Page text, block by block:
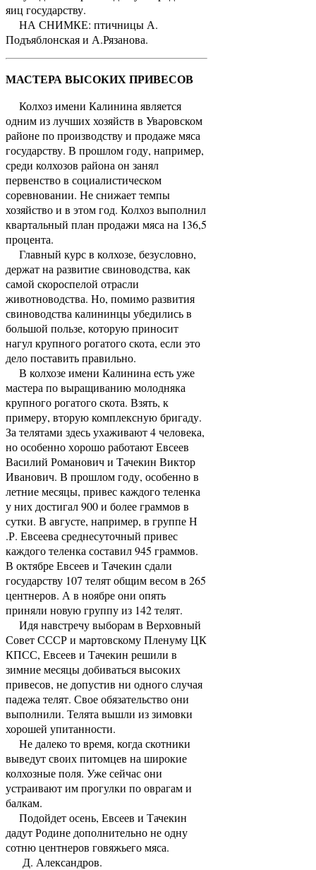
яиц государству.
НА СНИМКЕ: птичницы А.
Подъяблонская и А.Рязанова.
МАСТЕРА ВЫСОКИХ ПРИВЕСОВ
Колхоз имени Калинина является
одним из лучших хозяйств в Уваровском
районе по производству и продаже мяса
государству. В прошлом году, например,
среди колхозов района он занял
первенство в социалистическом
соревновании. Не снижает темпы
хозяйство и в этом год. Колхоз выполнил
квартальный план продажи мяса на 136,5
процента.
Главный курс в колхозе, безусловно,
держат на развитие свиноводства, как
самой скороспелой отрасли
животноводства. Но, помимо развития
свиноводства калининцы убедились в
большой пользе, которую приносит
нагул крупного рогатого скота, если это
дело поставить правильно.
В колхозе имени Калинина есть уже
мастера по выращиванию молодняка
крупного рогатого скота. Взять, к
примеру, вторую комплексную бригаду.
За телятами здесь ухаживают 4 человека,
но особенно хорошо работают Евсеев
Василий Романович и Тачекин Виктор
Иванович. В прошлом году, особенно в
летние месяцы, привес каждого теленка
у них достигал 900 и более граммов в
сутки. В августе, например, в группе Н
.Р. Евсеева среднесуточный привес
каждого теленка составил 945 граммов.
В октябре Евсеев и Тачекин сдали
государству 107 телят общим весом в 265
центнеров. А в ноябре они опять
приняли новую группу из 142 телят.
Идя навстречу выборам в Верховный
Совет СССР и мартовскому Пленуму ЦК
КПСС, Евсеев и Тачекин решили в
зимние месяцы добиваться высоких
привесов, не допустив ни одного случая
падежа телят. Свое обязательство они
выполнили. Телята вышли из зимовки
хорошей упитанности.
Не далеко то время, когда скотники
выведут своих питомцев на широкие
колхозные поля. Уже сейчас они
устраивают им прогулки по оврагам и
балкам.
Подойдет осень, Евсеев и Тачекин
дадут Родине дополнительно не одну
сотню центнеров говяжьего мяса.
Д. Александров.